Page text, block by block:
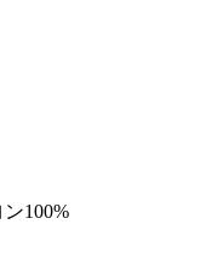
100%